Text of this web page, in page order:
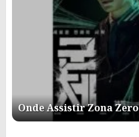
Onde Assistir Zona Zero